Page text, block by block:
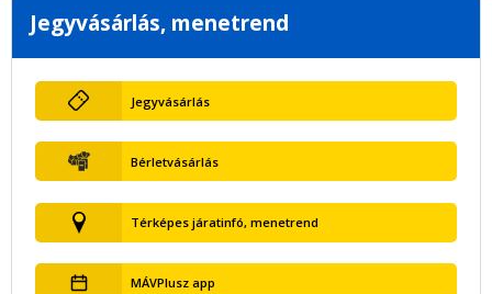
Jegyvásárlás, menetrend
Jegyvásárlás
Bérletvásárlás
Térképes járatinfó, menetrend
MÁVPlusz app